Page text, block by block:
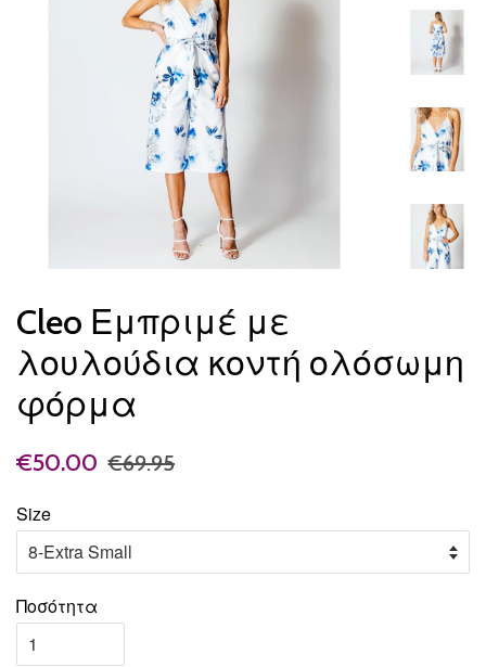
Cleo Εμπριμέ με
λουλούδια κοντή ολόσωμη
φόρμα
€50.00 €69.95
Size
Ποσότητα